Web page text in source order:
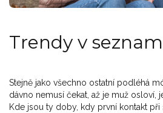
Trendy v
Stejně jako všechno ostatní podléhá
dávno nemusí čekat, až je muž osloví,
Kde jsou ty doby, kdy první kontakt